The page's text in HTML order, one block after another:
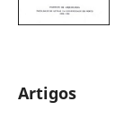
Artigos